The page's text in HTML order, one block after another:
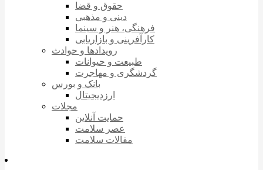
حقوق و قضا
دینی و مذهبی
فرهنگی، هنر و سینما
کارآفرینی و بازاریابی
رویدادها و حوادث
طبیعت و حیوانات
گردشگری و مهاجرت
بانک و بورس
ارزدیجیتال
مجلات
حمایت آنلاین
عصر سلامت
مقالات سلامت